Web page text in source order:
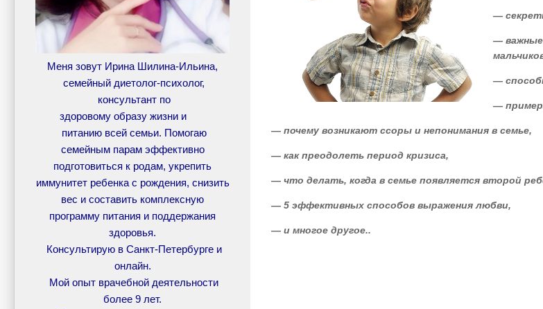
—
— важные
—
—
— почему возникают ссоры и непонимания в семье,
— как преодолеть период кризиса,
— что делать, когда в семье появляется второй
— 5 эффективных способов выражения любви,
— и многое другое..
Меня зовут Ирина Шилина-Ильина,
семейный диетолог-психолог,
консультант по
здоровому образу жизни и
питанию всей семьи. Помогаю
семейным парам эффективно
подготовиться к родам, укрепить
иммунитет ребенка с рождения, снизить
вес и составить комплексную
программу питания и поддержания
здоровья.
Консультирую в Санкт-Петербурге и
онлайн.
Мой опыт врачебной деятельности
более 9 лет.